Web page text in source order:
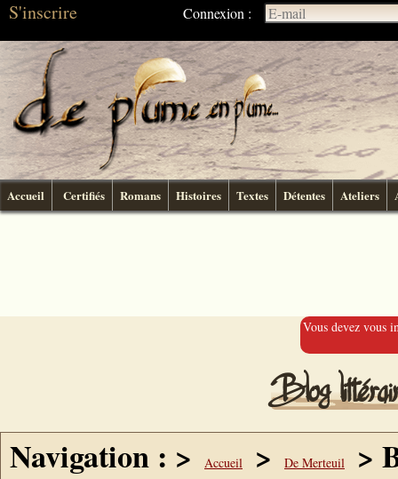
S'inscrire Connexion :
Accueil Certifiés Romans Histoires Textes Détentes Ateliers
Vous devez vous
Blog
Navigation : > Accueil > De Merteuil >